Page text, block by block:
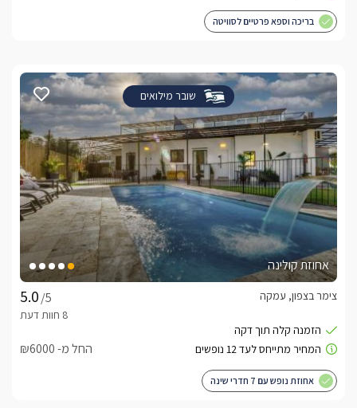
בריכה וספא פרטיים לסוויטה
שובר מילואים
אחוזת קולינה
/5
צימר בצפון, עמקה
החל מ- ₪6000
אחוזת נופש עם 7 חדרי שינה